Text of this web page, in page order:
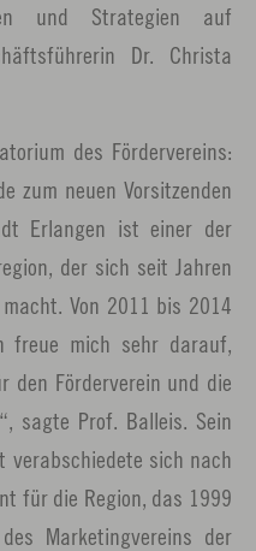
und Strategien auf
Dr. Christa
des Fördervereins:
zum neuen Vorsitzenden
Erlangen ist einer der
der sich seit Jahren
Von 2011 bis 2014
freue mich sehr darauf,
den Förderverein und die
sagte Prof. Balleis. Sein
verabschiedete sich nach
für die Region, das 1999
Marketingvereins der